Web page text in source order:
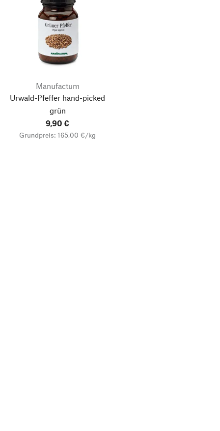
Manufactum
Urwald-Pfeffer hand-picked
grün
9,90 €
Grundpreis: 165,00 €/kg